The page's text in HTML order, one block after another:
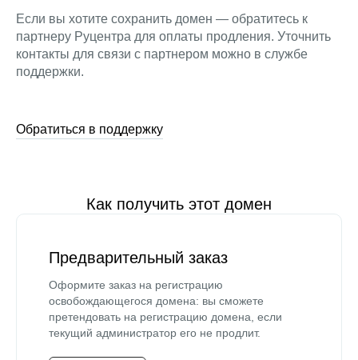
Если вы хотите сохранить домен — обратитесь к
партнеру Руцентра для оплаты продления. Уточнить
контакты для связи с партнером можно в службе
поддержки.
Обратиться в поддержку
Как получить этот домен
Предварительный заказ
Оформите заказ на регистрацию
освобождающегося домена: вы сможете
претендовать на регистрацию домена, если
текущий администратор его не продлит.